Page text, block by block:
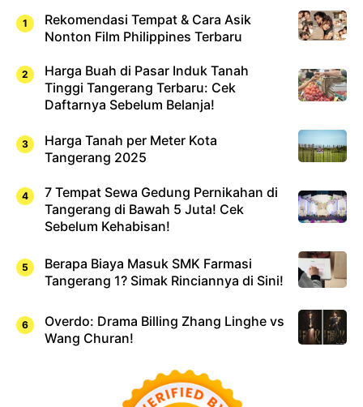
Rekomendasi Tempat & Cara Asik
Nonton Film Philippines Terbaru
Harga Buah di Pasar Induk Tanah
Tinggi Tangerang Terbaru: Cek
Daftarnya Sebelum Belanja!
Harga Tanah per Meter Kota
Tangerang 2025
7 Tempat Sewa Gedung Pernikahan di
Tangerang di Bawah 5 Juta! Cek
Sebelum Kehabisan!
Berapa Biaya Masuk SMK Farmasi
Tangerang 1? Simak Rinciannya di Sini!
Overdo: Drama Billing Zhang Linghe vs
Wang Churan!